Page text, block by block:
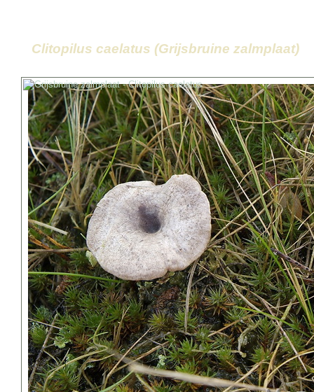
Clitopilus caelatus (Grijsbruine zalmplaat)